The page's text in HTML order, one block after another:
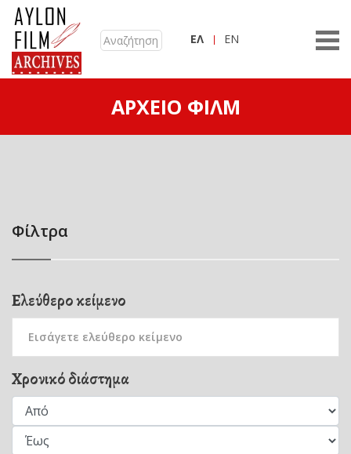
ΕΛ EN
ΑΡΧΕΊΟ ΦΙΛΜ
Φίλτρα
Ελεύθερο κείμενο
Χρονικό διάστημα